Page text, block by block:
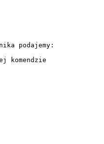
podajemy:
komendzie